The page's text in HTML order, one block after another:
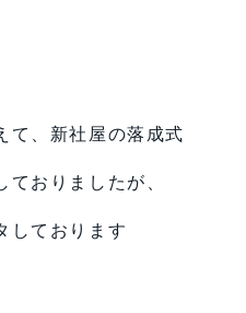
て、新社屋の落成式
ておりましたが、
しております